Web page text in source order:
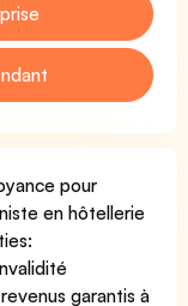
pour
en hôtellerie
garantis à